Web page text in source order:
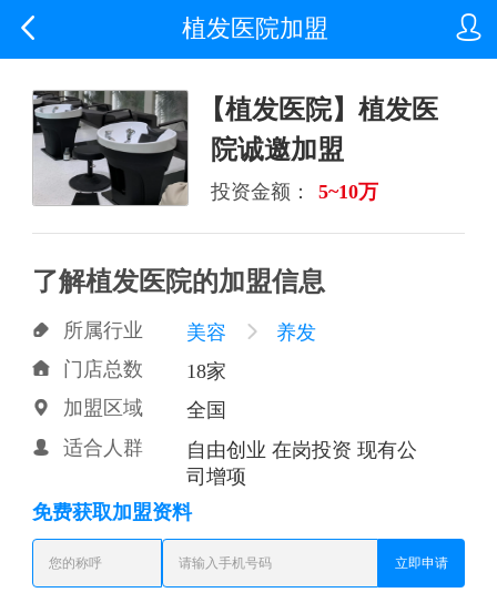

 植发医院加盟
【植发医院】植发医
院诚邀加盟
投资金额： 5~10万
了解植发医院的加盟信息
 所属行业 美容  养发
 门店总数 18家
 加盟区域 全国
 适合人群
自由创业 在岗投资 现有公
司增项
免费获取加盟资料
立即申请